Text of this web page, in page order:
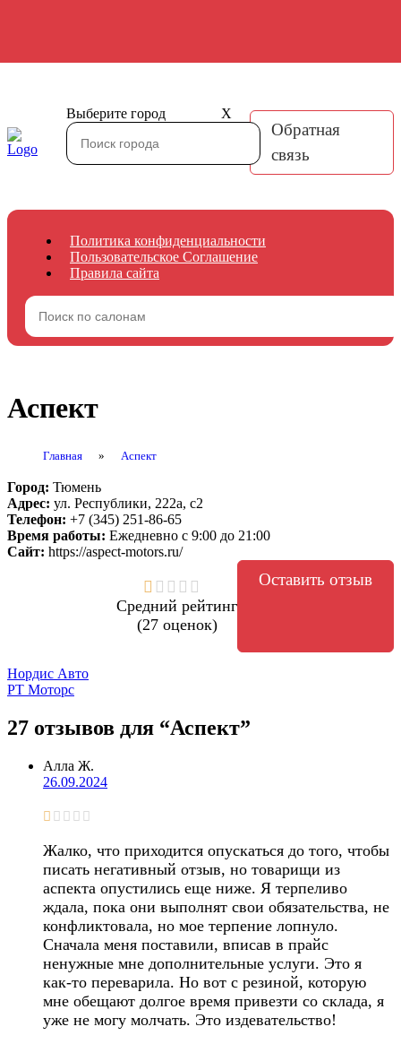
Выберите город X
Обратная
связь
Политика конфиденциальности
Пользовательское Соглашение
Правила сайта
Аспект
Главная » Аспект
Город: Тюмень
Адрес: ул. Республики, 222а, с2
Телефон: +7 (345) 251-86-65
Время работы: Ежедневно с 9:00 до 21:00
Сайт: https://aspect-motors.ru/
Средний рейтинг
(27 оценок)
Оставить отзыв
Навигация
по
записям
Нордис Авто
РТ Моторс
27 отзывов для “Аспект”
Алла Ж.
26.09.2024
Жалко, что приходится опускаться до того, чтобы
писать негативный отзыв, но товарищи из
аспекта опустились еще ниже. Я терпеливо
ждала, пока они выполнят свои обязательства, не
конфликтовала, но мое терпение лопнуло.
Сначала меня поставили, вписав в прайс
ненужные мне дополнительные услуги. Это я
как-то переварила. Но вот с резиной, которую
мне обещают долгое время привезти со склада, я
уже не могу молчать. Это издевательство!